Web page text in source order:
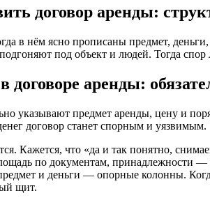
договор аренды:
в нём ясно прописаны предмет,
под объект и людей. Тогда спор
договоре аренды:
указывают предмет аренды, цену и
договор станет спорным и уязвимым.
Кажется, что «да и так понятно,
по документам, принадлежности —
и деньги — опорные колонны.
щит.